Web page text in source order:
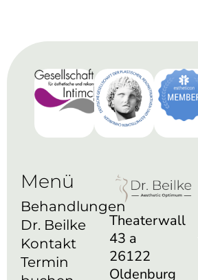
Menü
Behandlungen
Dr. Beilke
Kontakt
Termin
Theaterwall
43 a
26122
Oldenburg